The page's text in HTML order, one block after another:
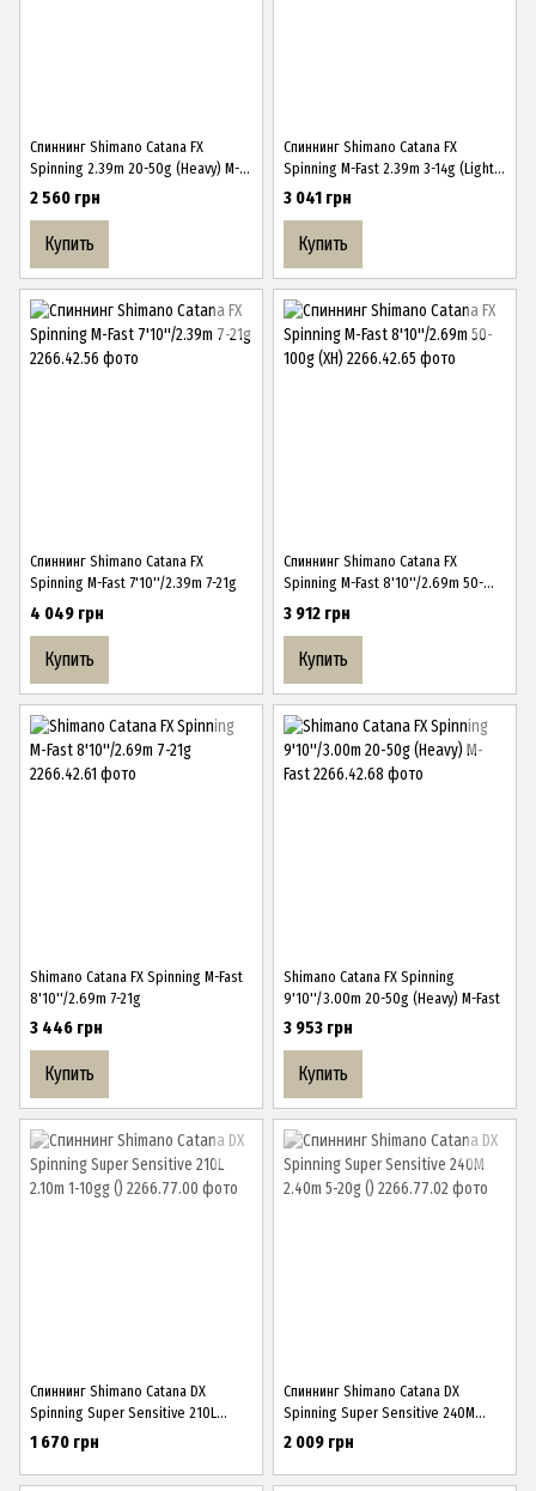
Спиннинг Shimano Catana FX
Spinning 2.39m 20-50g (Heavy) M-
Fast
2 560 грн
Купить
Спиннинг Shimano Catana FX
Spinning M-Fast 2.39m 3-14g (Light)
M-Fast
3 041 грн
Купить
Спиннинг Shimano Catana FX
Spinning M-Fast 7'10''/2.39m 7-21g
4 049 грн
Купить
Спиннинг Shimano Catana FX
Spinning M-Fast 8'10''/2.69m 50-
100g (XH)
3 912 грн
Купить
Shimano Catana FX Spinning M-Fast
8'10''/2.69m 7-21g
3 446 грн
Купить
Shimano Catana FX Spinning
9'10''/3.00m 20-50g (Heavy) M-Fast
3 953 грн
Купить
Спиннинг Shimano Catana DX
Spinning Super Sensitive 210L
2.10m 1-10gg ()
1 670 грн
Спиннинг Shimano Catana DX
Spinning Super Sensitive 240M
2.40m 5-20g ()
2 009 грн